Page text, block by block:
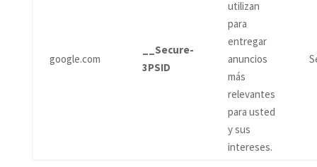
google.com
__Secure-
3PSID
utilizan
para
entregar
anuncios
más
relevantes
para usted
y sus
intereses.